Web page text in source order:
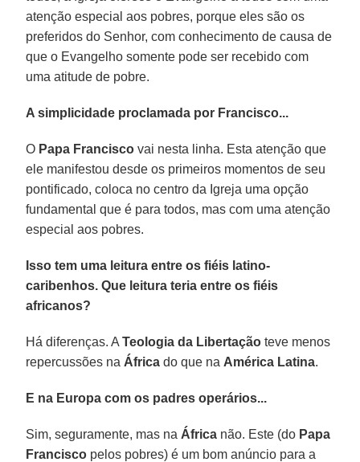
atenção especial aos pobres, porque eles são os
preferidos do Senhor, com conhecimento de causa de
que o Evangelho somente pode ser recebido com
uma atitude de pobre.
A simplicidade proclamada por Francisco...
O Papa Francisco vai nesta linha. Esta atenção que
ele manifestou desde os primeiros momentos de seu
pontificado, coloca no centro da Igreja uma opção
fundamental que é para todos, mas com uma atenção
especial aos pobres.
Isso tem uma leitura entre os fiéis latino-
caribenhos. Que leitura teria entre os fiéis
africanos?
Há diferenças. ATeologia da Libertação teve menos
repercussões na África do que na América Latina.
E na Europa com os padres operários...
Sim, seguramente, mas na África não. Este (do Papa
Francisco pelos pobres) é um bom anúncio para a